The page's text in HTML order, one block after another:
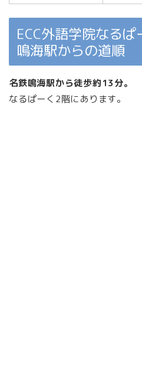
ECC外語学院なる
鳴海駅からの道順
名鉄鳴海駅から徒歩約13分。
なるぱーく2階にあります。